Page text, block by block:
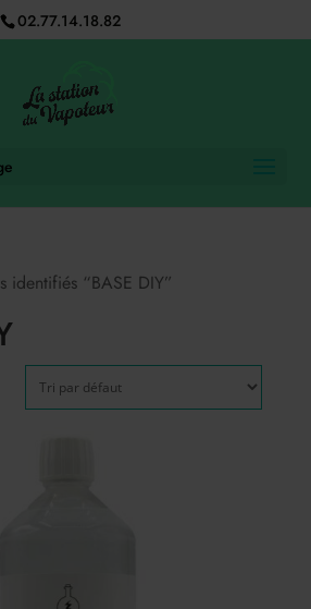
02.77.14.18.82
identifiés “BASE DIY”